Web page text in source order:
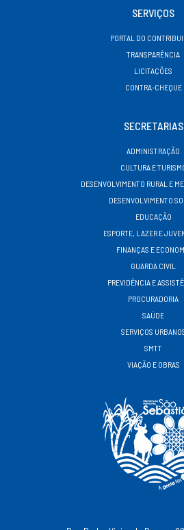
SERVIÇOS
PORTAL DO
TRANSPARÊNCIA
LICITAÇÕES
CONTRA-CHEQUE
SECRETARIAS
ADMINISTRAÇÃO
CULTURA E
DESENVOLVIMENTO RURAL E
DESENVOLVIMENTO
EDUCAÇÃO
ESPORTE, LAZER E
FINANÇAS E
GUARDA CIVIL
PREVIDÊNCIA E
PROCURADORIA
SAÚDE
SERVIÇOS
SMTT
VIAÇÃO E OBRAS